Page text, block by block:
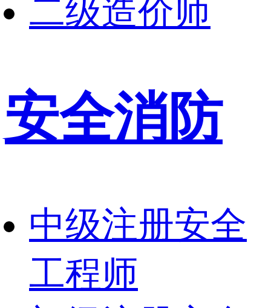
二级造价师
安全消防
中级注册安全
工程师